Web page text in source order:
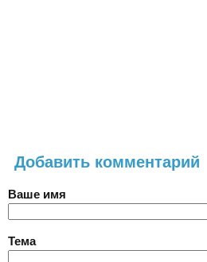
Добавить комментарий
Ваше имя
Тема